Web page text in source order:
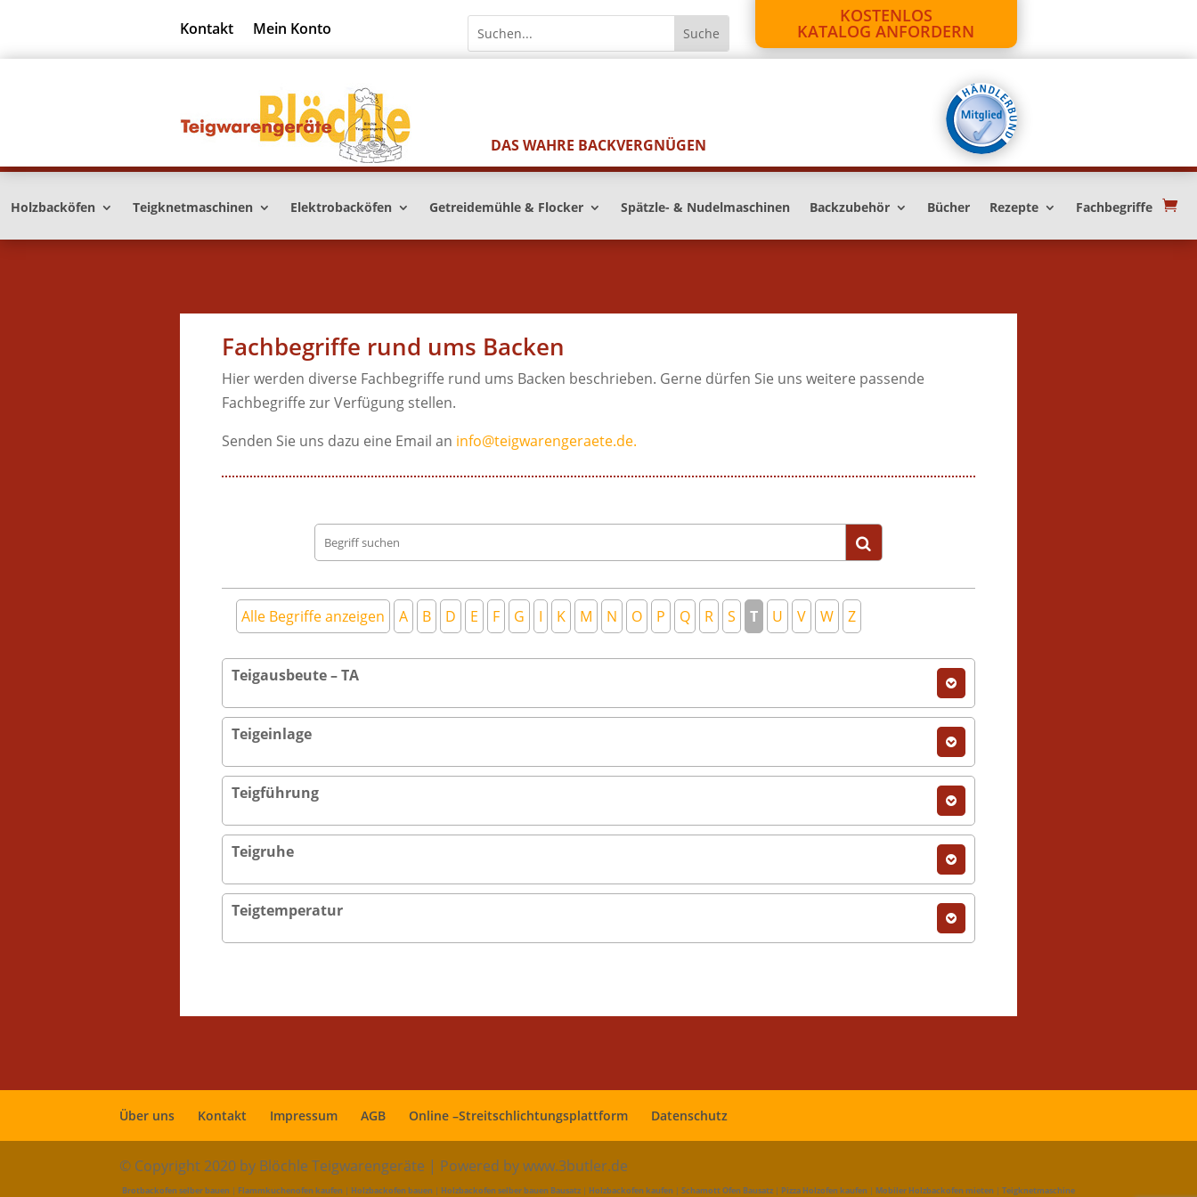
Kontakt Mein Konto
KOSTENLOS
KATALOG ANFORDERN
DAS WAHRE BACKVERGNÜGEN
Holzbacköfen Teigknetmaschinen Elektrobacköfen Getreidemühle & Flocker Spätzle- & Nudelmaschinen Backzubehör Bücher Rezepte Fachbegriffe
Fachbegriffe rund ums Backen
Hier werden diverse Fachbegriffe rund ums Backen beschrieben. Gerne dürfen Sie uns weitere passende
Fachbegriffe zur Verfügung stellen.
Senden Sie uns dazu eine Email an info@teigwarengeraete.de.
Begriff
suchen
Alle Begriffe anzeigen A B D E F G I K M N O P Q R S T U V W Z
Teigausbeute – TA
Teigeinlage
Teigführung
Teigruhe
Teigtemperatur
Über uns Kontakt Impressum AGB Online –Streitschlichtungsplattform Datenschutz
© Copyright 2020 by Blöchle Teigwarengeräte | Powered by www.3butler.de
Brotbackofen selber bauen | Flammkuchenofen kaufen | Holzbackofen bauen | Holzbackofen selber bauen Bausatz | Holzbackofen kaufen | Schamott Ofen Bausatz | Pizza Holzofen kaufen | Mobiler Holzbackofen mieten | Teigknetmaschine